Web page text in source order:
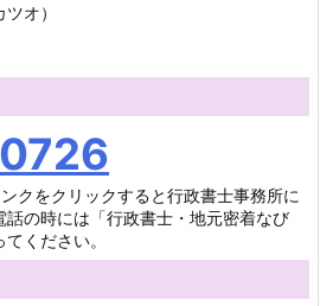
オ）
クをクリックすると行政書士事務所に
の時には「行政書士・地元密着なび
ください。